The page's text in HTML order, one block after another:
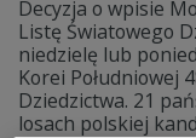
Decyzja o wpisie
Listę Światowego
niedzielę lub
Korei Południowej
Dziedzictwa. 21
losach polskiej